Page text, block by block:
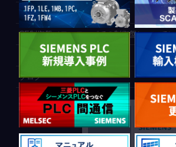
WEB会員登録フォーム
CE制御盤（ヨーロッパでの制御盤について）
PLC間通信
ブログ